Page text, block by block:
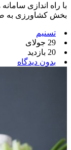
با راه اندازی
بخش کشاورزی به
تسنیم
29 جولای
20 بازدید
بدون دیدگاه